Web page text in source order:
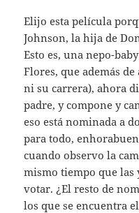
Elijo esta película
Johnson, la hija de
Esto es, una nepo-
Flores, que además
ni su carrera), ahora
padre, y compone y
eso está nominada a
para todo,
cuando observo la
mismo tiempo que las
votar. ¿El resto de
los que se encuentra